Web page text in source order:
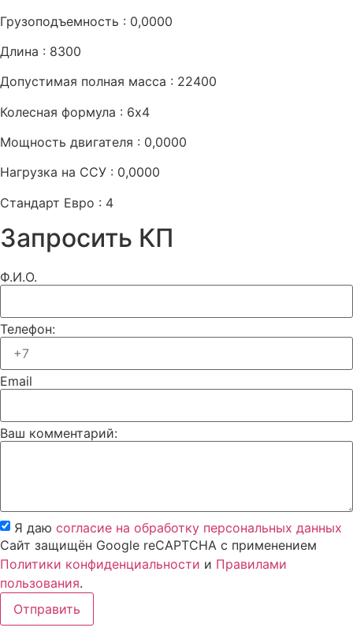
Грузоподъемность : 0,0000
Длина : 8300
Допустимая полная масса : 22400
Колесная формула : 6х4
Мощность двигателя : 0,0000
Нагрузка на ССУ : 0,0000
Стандарт Евро : 4
Запросить КП
Ф.И.О.
Телефон:
Email
Ваш комментарий:
Я даю согласие на обработку персональных данных
Сайт защищён Google reCAPTCHA с применением
Политики конфиденциальности и Правилами
пользования.
Отправить